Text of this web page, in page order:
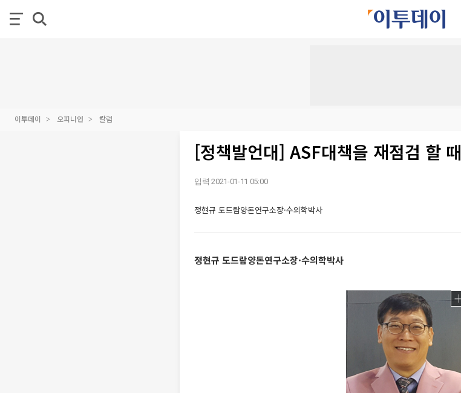
이투데이 오피니언 칼럼
[정책발언대] ASF대책을 재점검 할 때
입력 2021-01-11 05:00
정현규 도드람양돈연구소장·수의학박사
정현규 도드람양돈연구소장·수의학박사